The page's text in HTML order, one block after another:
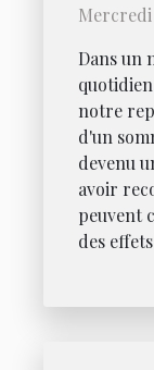
Mercredi
Dans un
notre
d'un
devenu
avoir
peuvent
des